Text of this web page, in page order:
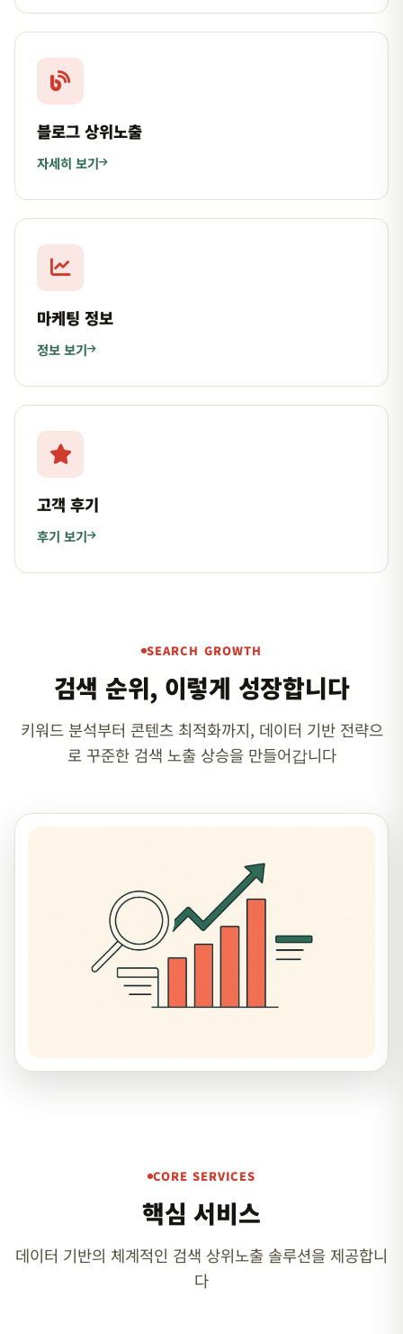
블로그 상위노출
자세히 보기
마케팅 정보
정보 보기
고객 후기
후기 보기
SEARCH GROWTH
검색 순위, 이렇게 성장합니다
키워드 분석부터 콘텐츠 최적화까지, 데이터 기반 전략으
로 꾸준한 검색 노출 상승을 만들어갑니다
CORE SERVICES
핵심 서비스
데이터 기반의 체계적인 검색 상위노출 솔루션을 제공합니
다